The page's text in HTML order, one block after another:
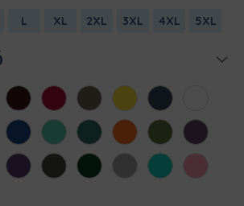
L XL 2XL 3XL 4XL 5XL
BordóChili Cink Citromsárga
Denim
KirálykékMentaMéregzöld
NarancsOliva Padlizsán
SötétlilaSötétszürke
SötétzöldSportszürke
Türkiz
Világos
rózsaszín